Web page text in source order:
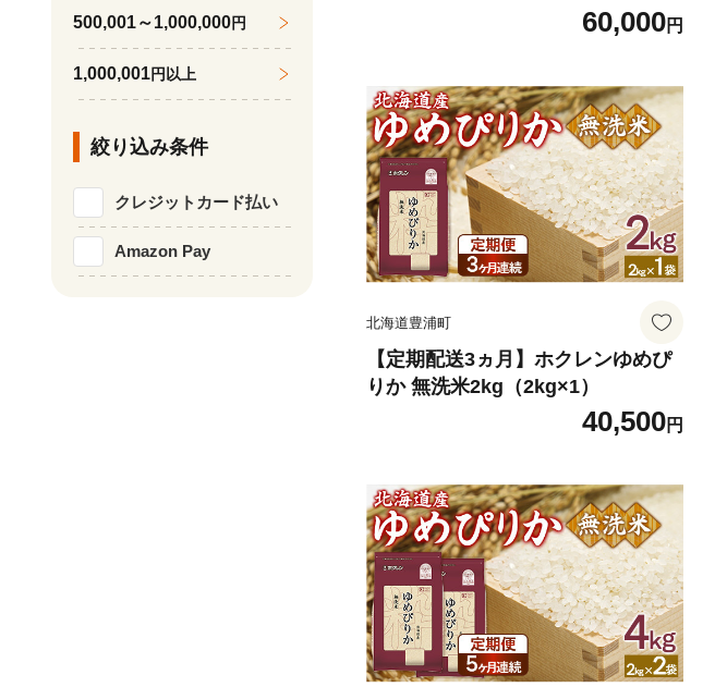
60,000円
北海道豊浦町
【定期配送3ヵ月】ホクレンゆめぴ
りか 無洗米2kg（2kg×1）
40,500円
500,001～1,000,000円
1,000,001円以上
絞り込み条件
クレジットカード払い
Amazon Pay